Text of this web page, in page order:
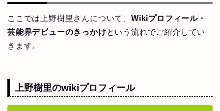
ここでは上野樹里さんについて、 Wikiプロフィール・
芸能界デビューのきっかけという流れでご紹介してい
きます。
上野樹里のwikiプロフィール